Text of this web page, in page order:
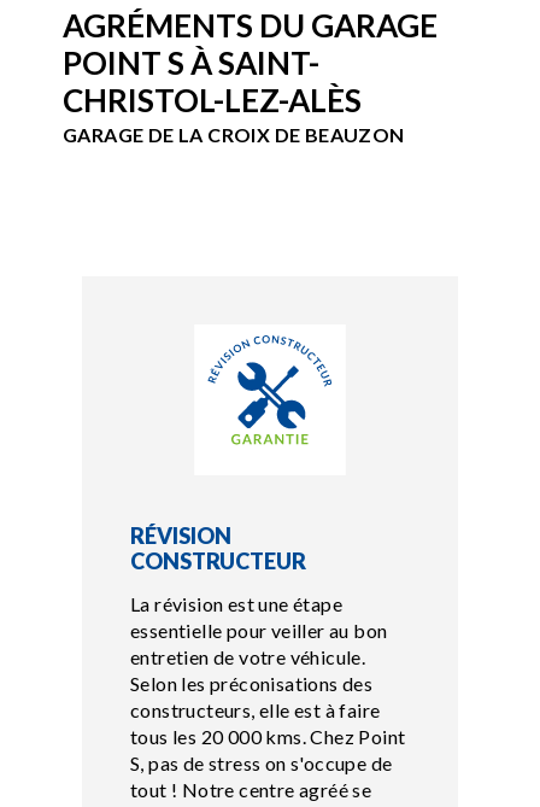
AGRÉMENTS DU GARAGE
POINT S À SAINT-
CHRISTOL-LEZ-ALÈS
GARAGE DE LA CROIX DE BEAUZON
RÉVISION
CONSTRUCTEUR
La révision est une étape
essentielle pour veiller au bon
entretien de votre véhicule.
Selon les préconisations des
constructeurs, elle est à faire
tous les 20 000 kms. Chez Point
S, pas de stress on s'occupe de
tout ! Notre centre agréé se